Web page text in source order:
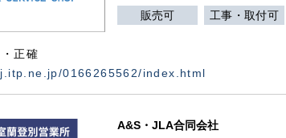
販売可 工事・取付可
正確
0166265562/index.html
A&S・JLA合同会社